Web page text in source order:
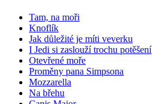
Tam, na moři
Knoflík
Jak důležité je míti veverku
I Jedi si zaslouží trochu potěšení
Otevřené moře
Proměny pana Simpsona
Mozzarella
Na břehu